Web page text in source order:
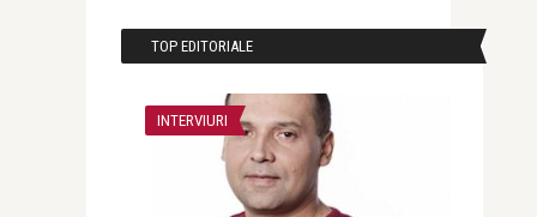
TOP EDITORIALE
INTERVIURI